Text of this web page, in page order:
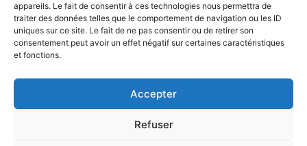
appareils. Le fait de consentir à ces technologies nous permettra de
traiter des données telles que le comportement de navigation ou les ID
uniques sur ce site. Le fait de ne pas consentir ou de retirer son
consentement peut avoir un effet négatif sur certaines caractéristiques
et fonctions.
Accepter
Refuser
Mentions légales Politique de cookies (UE)